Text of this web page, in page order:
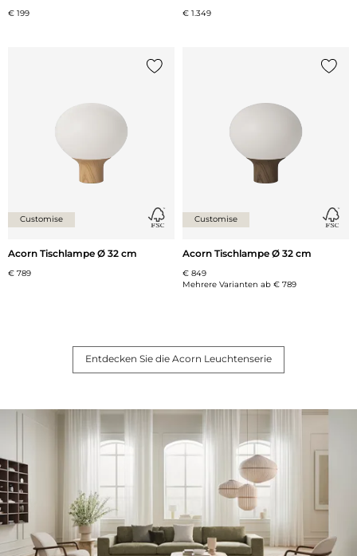
€ 199 € 1.349
Customise
Acorn Tischlampe Ø 32 cm
€ 789
Customise
Acorn Tischlampe Ø 32 cm
€ 849
Mehrere Varianten ab € 789
Entdecken Sie die Acorn Leuchtenserie